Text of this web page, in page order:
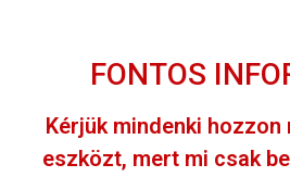
FONTOS
Kérjük mindenki
eszközt, mert mi csak